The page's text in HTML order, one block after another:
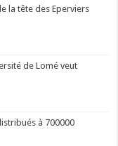
la tête des Eperviers
de Lomé veut
à 700000